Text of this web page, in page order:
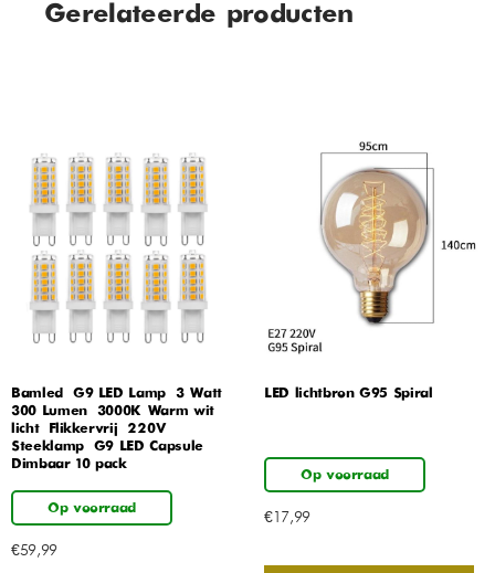
Gerelateerde producten
Bamled – G9 LED Lamp – 3 Watt –
300 Lumen – 3000K Warm wit
licht – Flikkervrij – 220V
Steeklamp – G9 LED Capsule –
Dimbaar 10 pack
Op voorraad
€59,99
LED lichtbron G95 Spiral
Op voorraad
€17,99